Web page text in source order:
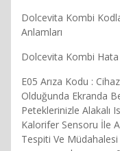
Dolcevita Kombi
Anlamları
Dolcevita Kombi Hata
E05 Arıza Kodu :
Olduğunda Ekranda
Peteklerinizle Alakalı
Kalorifer Sensoru İle
Tespiti Ve Müdahalesi